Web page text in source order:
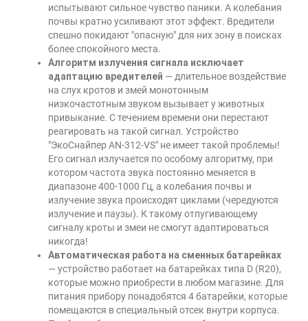
испытывают сильное чувство паники. А колебания
почвы кратно усиливают этот эффект. Вредители
спешно покидают "опасную" для них зону в поисках
более спокойного места.
Алгоритм излучения сигнала исключает
адаптацию вредителей — длительное воздействие
на слух кротов и змей монотонным
низкочастотным звуком вызывает у животных
привыкание. С течением времени они перестают
реагировать на такой сигнал. Устройство
"ЭкоСнайпер AN-312-VS" не имеет такой проблемы!
Его сигнал излучается по особому алгоритму, при
котором частота звука постоянно меняется в
диапазоне 400-1000 Гц, а колебания почвы и
излучение звука происходят циклами (чередуются
излучение и паузы). К такому отпугивающему
сигналу кроты и змеи не смогут адаптироваться
никогда!
Автоматическая работа на сменных батарейках
— устройство работает на батарейках типа D (R20),
которые можно приобрести в любом магазине. Для
питания прибору понадобятся 4 батарейки, которые
помещаются в специальный отсек внутри корпуса.